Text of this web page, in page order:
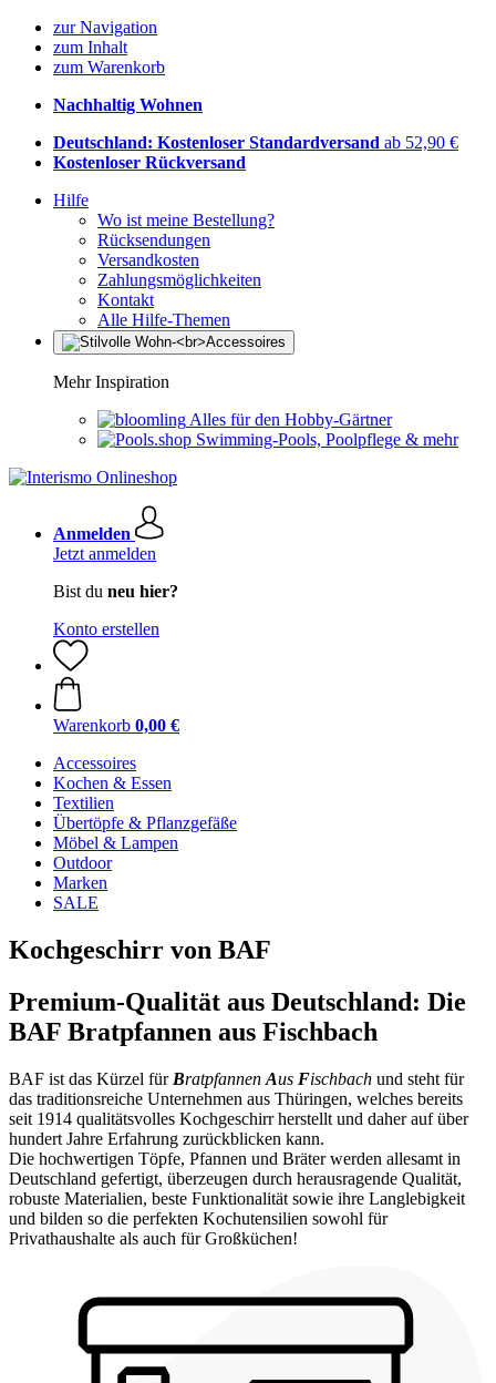
zur Navigation
zum Inhalt
zum Warenkorb
Nachhaltig Wohnen
Deutschland: Kostenloser Standardversand ab 52,90 €
Kostenloser Rückversand
Hilfe
Wo ist meine Bestellung?
Rücksendungen
Versandkosten
Zahlungsmöglichkeiten
Kontakt
Alle Hilfe-Themen
Mehr Inspiration
Alles für den Hobby-Gärtner
Swimming-Pools, Poolpflege & mehr
Anmelden
Jetzt anmelden
Bist du neu hier?
Konto erstellen
Warenkorb 0,00 €
Accessoires
Kochen & Essen
Textilien
Übertöpfe & Pflanzgefäße
Möbel & Lampen
Outdoor
Marken
SALE
Kochgeschirr von BAF
Premium-Qualität aus Deutschland: Die
BAF Bratpfannen aus Fischbach
BAF ist das Kürzel für Bratpfannen Aus Fischbach und steht für
das traditionsreiche Unternehmen aus Thüringen, welches bereits
seit 1914 qualitätsvolles Kochgeschirr herstellt und daher auf über
hundert Jahre Erfahrung zurückblicken kann.
Die hochwertigen Töpfe, Pfannen und Bräter werden allesamt in
Deutschland gefertigt, überzeugen durch herausragende Qualität,
robuste Materialien, beste Funktionalität sowie ihre Langlebigkeit
und bilden so die perfekten Kochutensilien sowohl für
Privathaushalte als auch für Großküchen!